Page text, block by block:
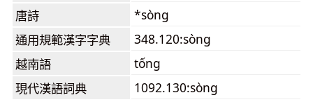
唐詩
*sòng
通用規範漢字字典
348.120:sòng
越南語
tống
現代漢語詞典
1092.130:sòng